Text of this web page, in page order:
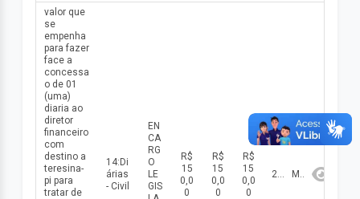
valor que
se
empenha
para fazer
face a
concessa
o de 01
(uma)
diaria ao
diretor
financeiro
com
destino a
teresina-
pi para
tratar de
14:Di
árias
- Civil
EN
CA
RG
O
LE
GIS
R$
15
0,0
0
R$
15
0,0
0
R$
15
0,0
0
2026 Maio